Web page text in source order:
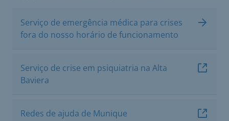
Serviço de emergência médica para crises
fora do nosso horário de funcionamento
Serviço de crise em psiquiatria na Alta
Baviera
Redes de ajuda de Munique